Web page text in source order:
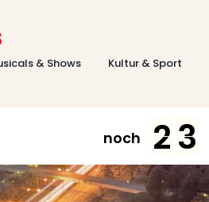
& Shows Kultur & Sport
noch 23